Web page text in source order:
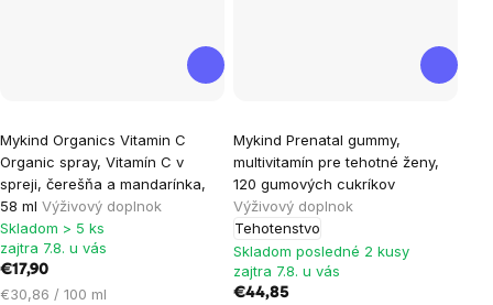
Mykind Organics Vitamin C
Organic spray, Vitamín C v
spreji, čerešňa a mandarínka,
58 ml Výživový doplnok
Skladom > 5 ks
zajtra 7.8. u vás
€17,90
Jednotková
€30,86 / 100 ml
Mykind Prenatal gummy,
multivitamín pre tehotné ženy,
120 gumových cukríkov
Výživový doplnok
Tehotenstvo
Skladom posledné 2 kusy
zajtra 7.8. u vás
€44,85